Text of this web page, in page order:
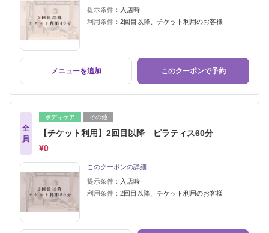
提示条件：
入店時
利用条件： 2回目以降、チケット利用のお客様
メニューを追加 このクーポンで予約
全
員
ボディケア その他
【チケット利用】2回目以降 ピラティス60分
¥0
このクーポンの詳細
提示条件：
入店時
利用条件： 2回目以降、チケット利用のお客様